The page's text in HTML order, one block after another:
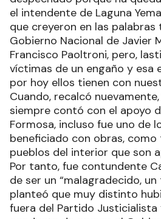
el intendente de Laguna
que creyeron en las
Gobierno Nacional de Javier
Francisco Paoltroni, pero,
víctimas de un engaño y esa
por hoy ellos tienen con
Cuando, recalcó
siempre contó con el apoyo
Formosa, incluso fue uno de
beneficiado con obras,
pueblos del interior que son
Por tanto, fue contundente
de ser un “malagradecido,
planteó que muy distinto
fuera del Partido Justicialista